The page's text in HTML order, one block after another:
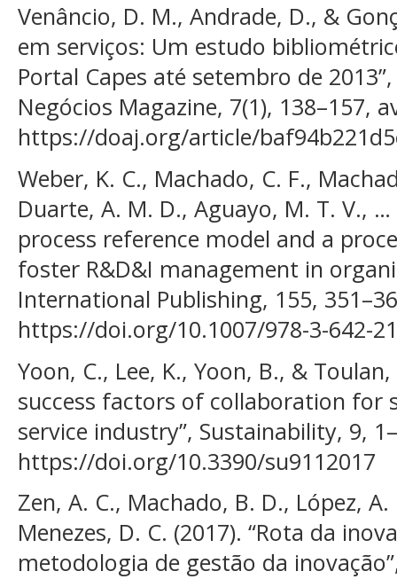
Venâncio, D. M., Andrade, D., &
em serviços: Um estudo
Portal Capes até setembro de
Negócios Magazine, 7(1), 138–157,
https://doaj.org/article/
Weber, K. C., Machado, C. F.,
Duarte, A. M. D., Aguayo, M. T. V., …
process reference model and a
foster R&D&I management in
International Publishing, 155,
https://doi.org/10.1007/978-3-642-
Yoon, C., Lee, K., Yoon, B., &
success factors of collaboration for
service industry”, Sustainability, 9,
https://doi.org/10.3390/su9112017
Zen, A. C., Machado, B. D., López,
Menezes, D. C. (2017). “Rota da
metodologia de gestão da